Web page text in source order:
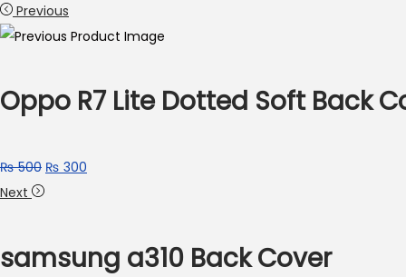
Previous
Oppo R7 Lite Dotted Soft Back
₨500 ₨ 300
Next
samsung a310 Back Cover